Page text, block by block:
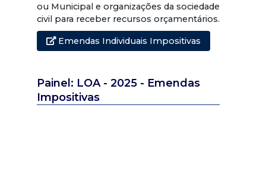
ou Municipal e organizações da sociedade
civil para receber recursos orçamentários.
Emendas Individuais Impositivas
Painel: LOA - 2025 - Emendas
Impositivas